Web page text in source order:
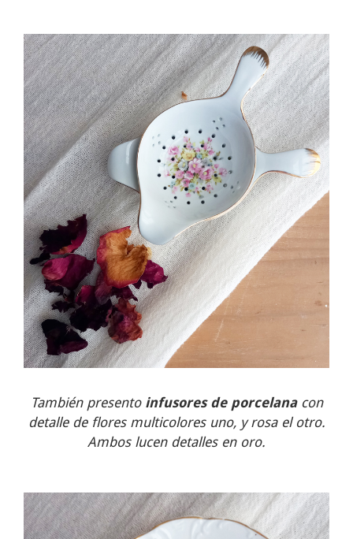
También presento infusores de porcelanacon
detalle de flores multicolores uno, y rosa el otro.
Ambos lucen detalles en oro.